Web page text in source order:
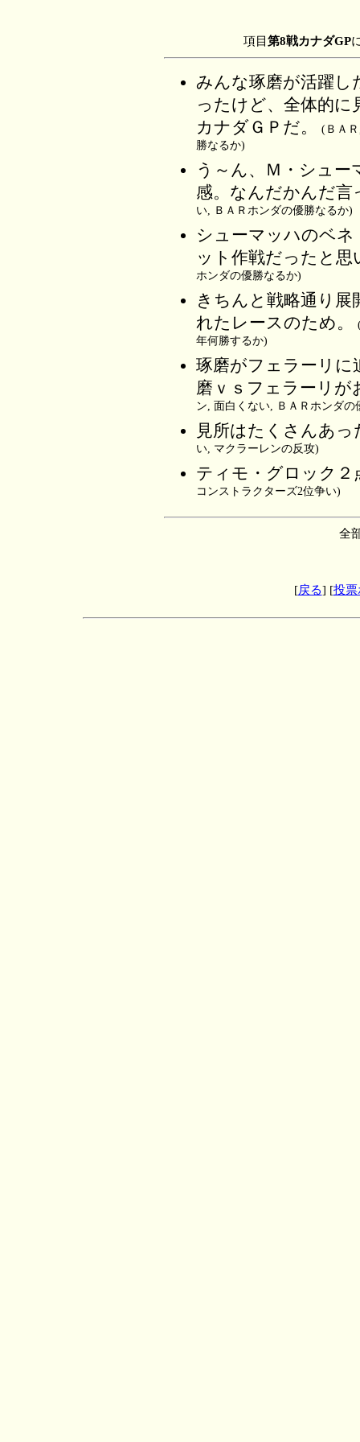
項目 第8戦カナダGP
みんな琢磨が活躍
ったけど、全体的
カナダＧＰだ。
(ＢＡ
勝なるか)
う～ん、Ｍ・シュ
感。なんだかんだ
い, ＢＡＲホンダの優勝なるか)
シューマッハのベ
ット作戦だったと
ホンダの優勝なるか)
きちんと戦略通り
れたレースのため。
年何勝するか)
琢磨がフェラーリ
磨ｖｓフェラーリ
ン, 面白くない, ＢＡＲホンダ
見所はたくさんあ
い, マクラーレンの反攻)
ティモ・グロック２
コンストラクターズ2位争い)
全
[戻る] [投票